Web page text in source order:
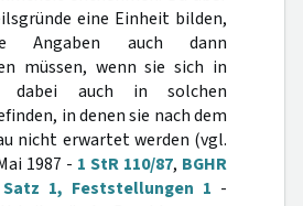
eine Einheit bilden,
Angaben auch dann
müssen, wenn sie sich in
dabei auch in solchen
in denen sie nach dem
nicht erwartet werden (vgl.
1987 - 1 StR 110/87, BGHR
1, Feststellungen 1 -